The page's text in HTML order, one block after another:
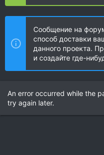
Сообщение на
способ доставки
данного проекта.
и создайте где-
An error occurred while the
try again later.